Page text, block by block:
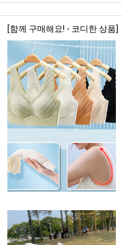
[함께 구매해요! - 코디한 상품]